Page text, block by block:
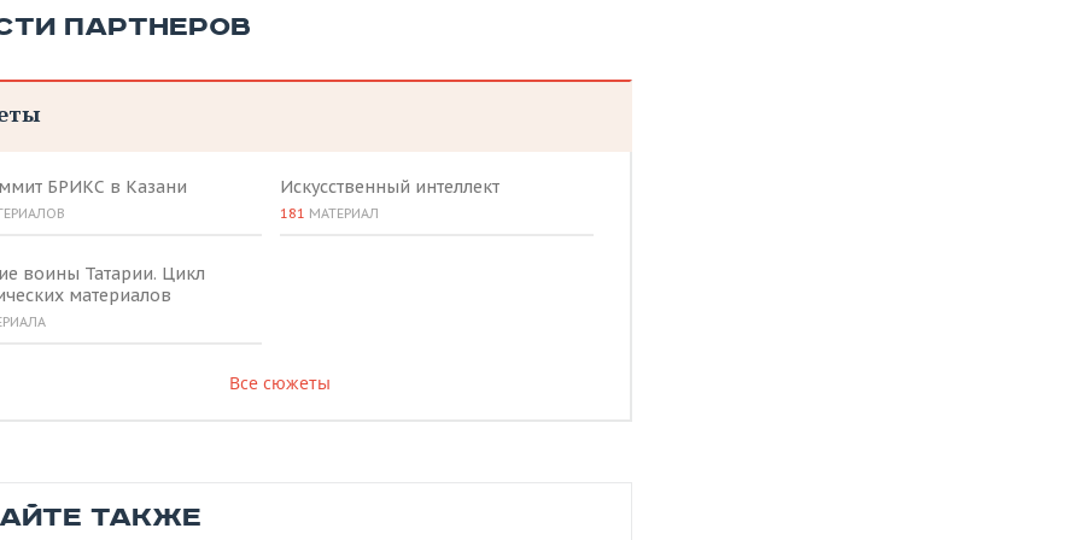
ПАРТНЕРОВ
БРИКС в Казани
воины Татарии. Цикл
материалов
Искусственный интеллект
181 МАТЕРИАЛ
Все сюжеты
ТАКЖЕ